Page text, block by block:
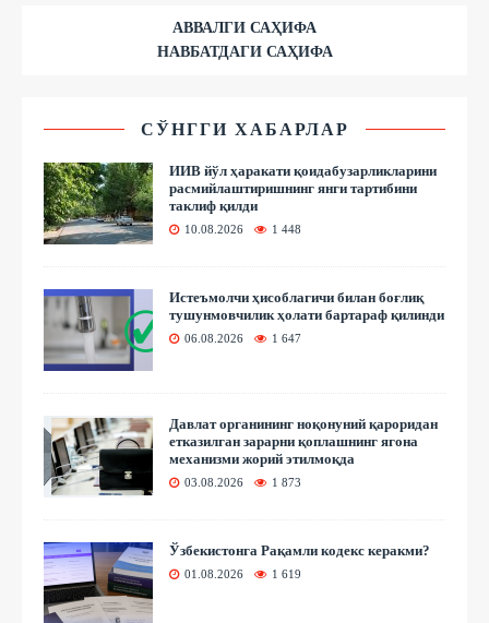
АВВАЛГИ САҲИФА
НАВБАТДАГИ САҲИФА
СЎНГГИ ХАБАРЛАР
ИИВ йўл ҳаракати қоидабузарликларини
расмийлаштиришнинг янги тартибини
таклиф қилди
10.08.2026 1 448
Истеъмолчи ҳисоблагичи билан боғлиқ
тушунмовчилик ҳолати бартараф қилинди
06.08.2026 1 647
Давлат органининг ноқонуний қароридан
етказилган зарарни қоплашнинг ягона
механизми жорий этилмоқда
03.08.2026 1 873
Ўзбекистонга Рақамли кодекс керакми?
01.08.2026 1 619